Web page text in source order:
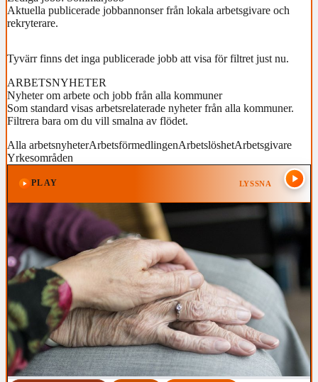
Aktuella publicerade jobbannonser från lokala arbetsgivare och
rekryterare.
Tyvärr finns det inga publicerade jobb att visa för filtret just nu.
ARBETSNYHETER
Nyheter om arbete och jobb från alla kommuner
Som standard visas arbetsrelaterade nyheter från alla kommuner.
Filtrera bara om du vill smalna av flödet.
Alla arbetsnyheterArbetsförmedlingenArbetslöshetArbetsgivare
Yrkesområden
PLAY LYSSNA